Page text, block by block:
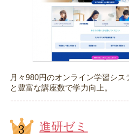
月々980円のオンライン学習シ
と豊富な講座数で学力向上。
進研ゼミ